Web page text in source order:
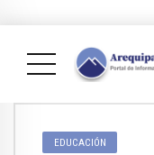
EDUCACIÓN